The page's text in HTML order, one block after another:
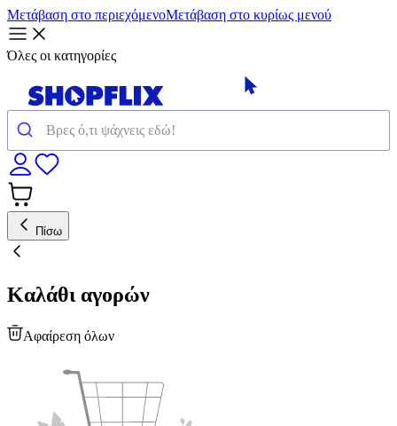
Μετάβαση στο περιεχόμενοΜετάβαση στο κυρίως μενού
Όλες οι κατηγορίες
Πίσω
Καλάθι αγορών
Αφαίρεση όλων